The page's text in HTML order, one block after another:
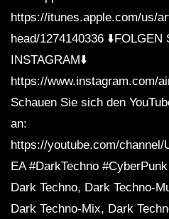
https://itunes.apple.com/us/
head/1274140336 ⬇️FOLGEN
INSTAGRAM⬇️
https://www.instagram.com/
Schauen Sie sich den
an:
https://youtube.com/
EA #DarkTechno
Dark Techno, Dark Techno-
Dark Techno-Mix, Dark